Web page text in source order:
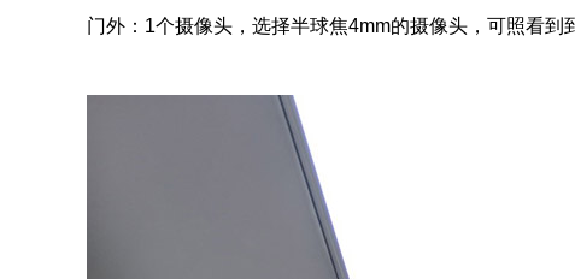
门外：1个摄像头，选择半球焦4mm的摄像头，可照看到